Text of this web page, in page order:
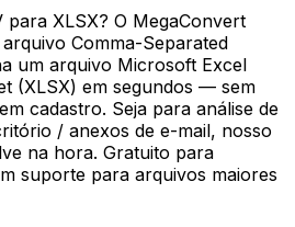
XLSX? O MegaConvert
Comma-Separated
um arquivo Microsoft Excel
(XLSX) em segundos — sem
cadastro. Seja para análise de
/ anexos de e-mail, nosso
na hora. Gratuito para
suporte para arquivos maiores